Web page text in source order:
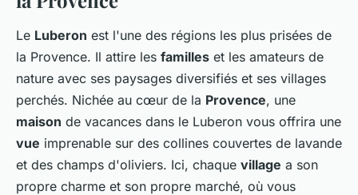
Le Luberon est l'une des régions les plus prisées de
la Provence. Il attire les familles et les amateurs de
nature avec ses paysages diversifiés et ses villages
perchés. Nichée au cœur de la Provence, une
maison de vacances dans le Luberon vous offrira une
vue imprenable sur des collines couvertes de lavande
et des champs d'oliviers. Ici, chaque village a son
propre charme et son propre marché, où vous